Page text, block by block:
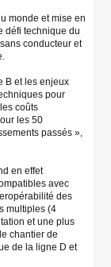
monde et mise en
défi technique du
conducteur et
B et les enjeux
pour
coûts
les 50
passés »,
en effet
avec
des
multiples (4
et une plus
chantier de
de la ligne D et